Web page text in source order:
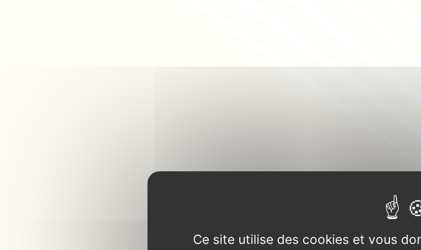
Ce site utilise des cookies et vous